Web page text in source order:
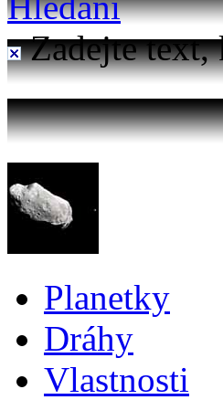
Zadejte text,
Planetky
Dráhy
Vlastnosti